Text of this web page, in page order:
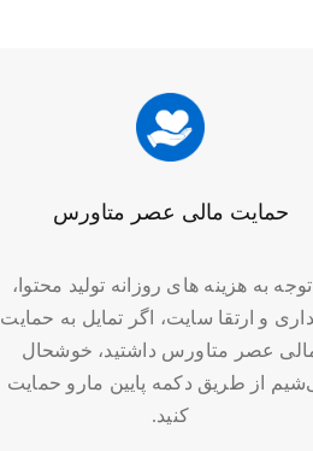
حمایت مالی عصر متاورس
توجه به هزینه های روزانه تولید محتوا،
و ارتقا سایت، اگر تمایل به حمایت
عصر متاورس داشتید، خوشحال
از طریق دکمه پایین مارو حمایت
کنید.